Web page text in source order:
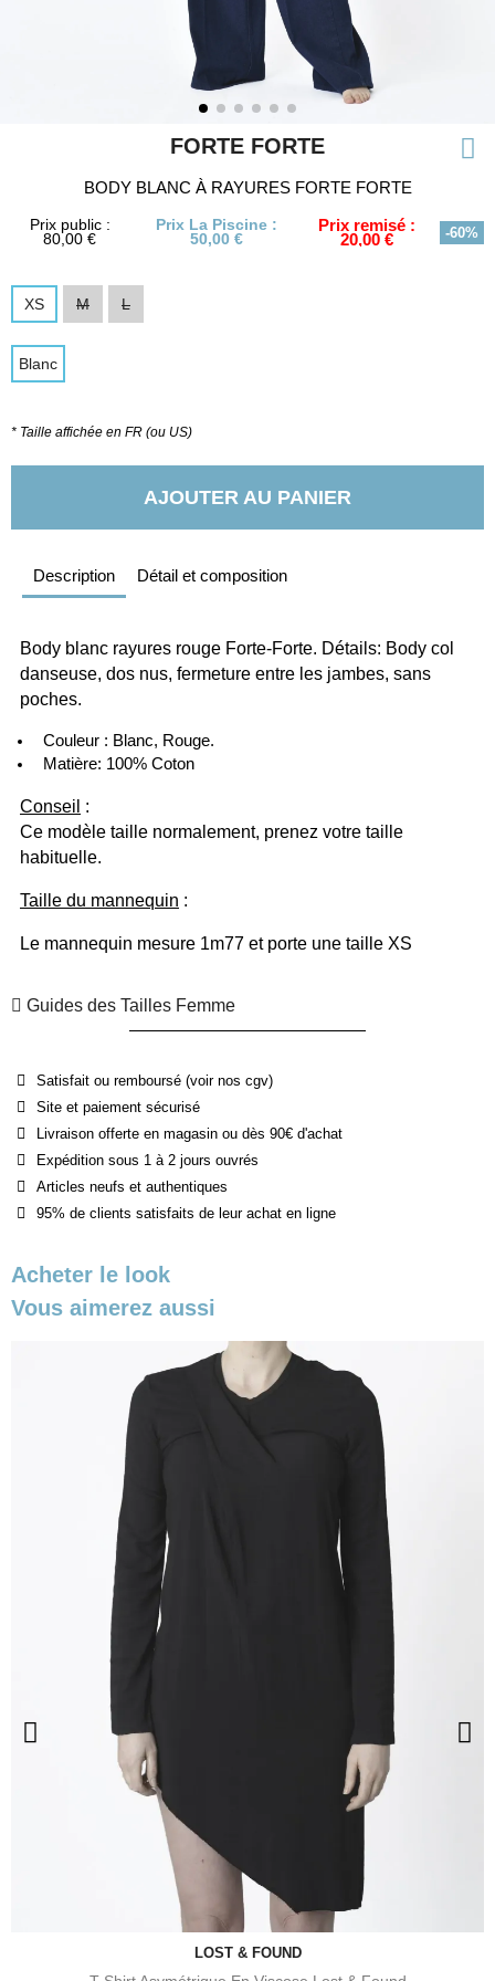
FORTE FORTE
BODY BLANC À RAYURES FORTE FORTE
Prix public :
80,00 €
Prix La Piscine :
50,00 €
Prix remisé :
20,00 € -60%
XS M L
Blanc
* Taille affichée en FR (ou US)
AJOUTER AU PANIER
Description Détail et composition
Body blanc rayures rouge Forte-Forte. Détails: Body col
danseuse, dos nus, fermeture entre les jambes, sans
poches.
Couleur : Blanc, Rouge.
Matière: 100% Coton
Conseil :
Ce modèle taille normalement, prenez votre taille
habituelle.
Taille du mannequin :
Le mannequin mesure 1m77 et porte une taille XS
Guides des Tailles Femme
Satisfait ou remboursé (voir nos cgv)
Site et paiement sécurisé
Livraison offerte en magasin ou dès 90€ d'achat
Expédition sous 1 à 2 jours ouvrés
Articles neufs et authentiques
95% de clients satisfaits de leur achat en ligne
Acheter le look
Vous aimerez aussi
LOST & FOUND